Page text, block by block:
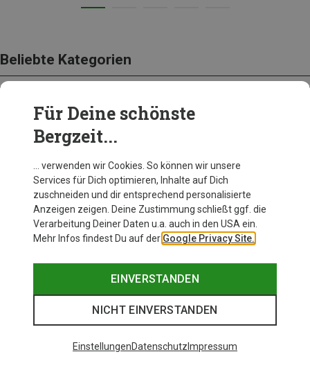
Beliebte Kategorien
BEKLEIDUNG
Für Deine schönste
Bergzeit...
… verwenden wir Cookies. So können wir unsere
Services für Dich optimieren, Inhalte auf Dich
zuschneiden und dir entsprechend personalisierte
Anzeigen zeigen. Deine Zustimmung schließt ggf. die
Verarbeitung Deiner Daten u.a. auch in den USA ein.
Mehr Infos findest Du auf der Google Privacy Site.
EINVERSTANDEN
NICHT EINVERSTANDEN
EinstellungenDatenschutz Impressum